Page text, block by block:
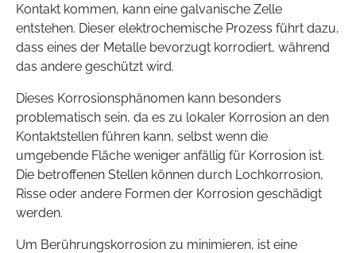
Kontakt kommen, kann eine galvanische Zelle
entstehen. Dieser elektrochemische Prozess führt dazu,
dass eines der Metalle bevorzugt korrodiert, während
das andere geschützt wird.
Dieses Korrosionsphänomen kann besonders
problematisch sein, da es zu lokaler Korrosion an den
Kontaktstellen führen kann, selbst wenn die
umgebende Fläche weniger anfällig für Korrosion ist.
Die betroffenen Stellen können durch Lochkorrosion,
Risse oder andere Formen der Korrosion geschädigt
werden.
Um Berührungskorrosion zu minimieren, ist eine